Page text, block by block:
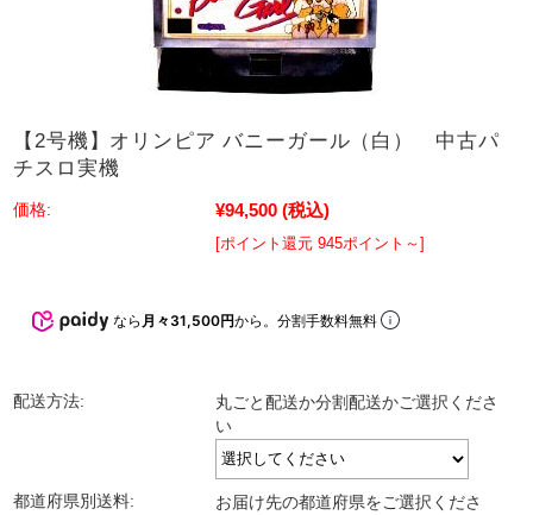
【2号機】オリンピア バニーガール（白） 中古パ
チスロ実機
価格: ¥94,500 (税込)
[ポイント還元 945ポイント～]
なら 月々31,500円から。分割手数料無料
配送方法:
丸ごと配送か分割配送かご選択くださ
い
都道府県別送料:
お届け先の都道府県をご選択くださ